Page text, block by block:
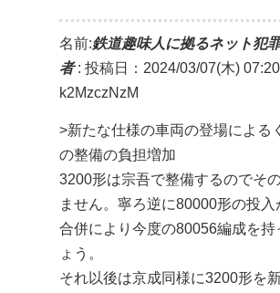
名前:鉄道趣味人に拠るネット犯
者: 投稿日：2024/03/07(木)
k2MzczNzM
>新たな仕様の車両の登場による
の整備の負担増加
3200形は宗吾で整備するのでそ
ません。寧ろ逆に80000形の投入
合併により今度の80056編成を持
ょう。
それ以後は京成同様に3200形を